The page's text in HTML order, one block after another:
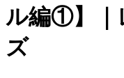
ル編①】｜
ズ